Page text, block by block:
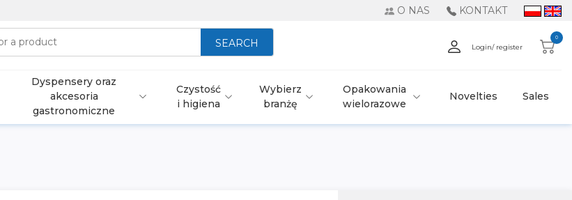
O NAS KONTAKT
SEARCH Login/ register
0
Dyspensery oraz
akcesoria
gastronomiczne
Czystość
i higiena
Wybierz
branżę
Opakowania
wielorazowe
Novelties Sales